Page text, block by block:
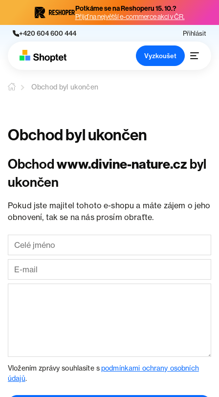
Potkáme se na Reshoperu 15. 10.?
Přijď na největší e-commerce akci v ČR.
+420 604 600 444 Přihlásit
Vyzkoušet
Obchod byl ukončen
Obchod byl ukončen
Obchodwww.divine-nature.cz byl
ukončen
Pokud jste majitel tohoto e-shopu a máte zájem o jeho
obnovení, tak se na nás prosím obraťte.
Vložením zprávy souhlasíte spodmínkami ochrany osobních
údajů.